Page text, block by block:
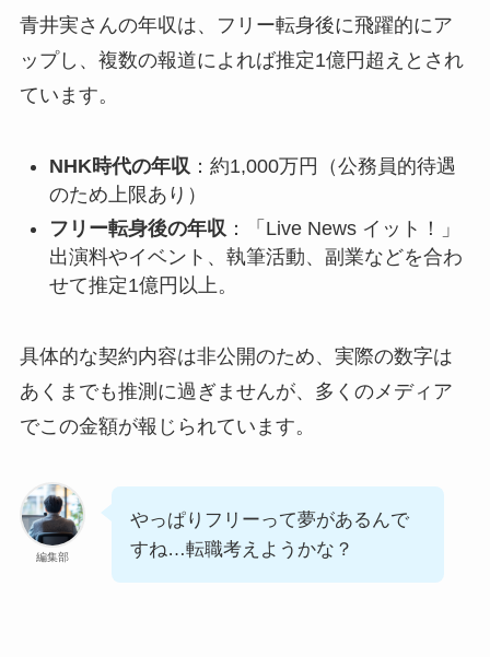
青井実さんの年収は、フリー転身後に飛躍的にア
ップし、複数の報道によれば推定1億円超えとされ
ています。
NHK時代の年収：約1,000万円（公務員的待遇
のため上限あり）
フリー転身後の年収 ：「Live News イット！」
出演料やイベント、執筆活動、副業などを合わ
せて推定1億円以上。
具体的な契約内容は非公開のため、実際の数字は
あくまでも推測に過ぎませんが、多くのメディア
でこの金額が報じられています。
編集部
やっぱりフリーって夢があるんで
すね…転職考えようかな？